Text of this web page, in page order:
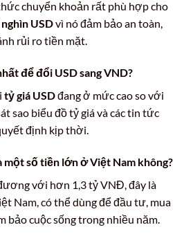
chuyển khoản rất phù hợp cho
USDvì nó đảm bảo an toàn,
rủi ro tiền mặt.
để đổi USD sang VND?
tỷ giá USDđang ở mức cao so với
sao biểu đồ tỷ giá và các tin tức
định kịp thời.
một số tiền lớn ở Việt Nam không?
với hơn 1,3 tỷ VNĐ, đây là
Nam, có thể dùng để đầu tư, mua
bảo cuộc sống trong nhiều năm.